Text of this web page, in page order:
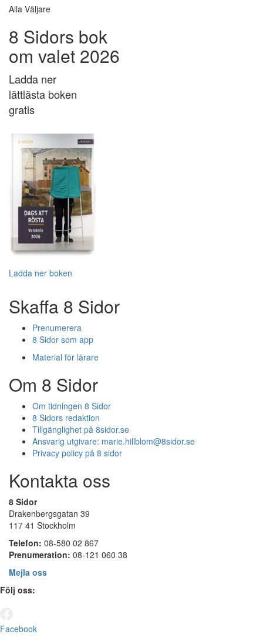
Alla Väljare
8 Sidors bok
om valet 2026
Ladda ner
lättlästa boken
gratis
Ladda ner boken
Skaffa 8 Sidor
Prenumerera
8 Sidor som app
Material för lärare
Om 8 Sidor
Om tidningen 8 Sidor
8 Sidors redaktion
Tillgänglighet på 8sidor.se
Ansvarig utgivare: marie.hillblom@8sidor.se
Privacy policy på 8 sidor
Kontakta oss
8 Sidor
Drakenbergsgatan 39
117 41 Stockholm
Telefon: 08-580 02 867
Prenumeration: 08-121 060 38
Mejla oss
Följ oss:
Facebook